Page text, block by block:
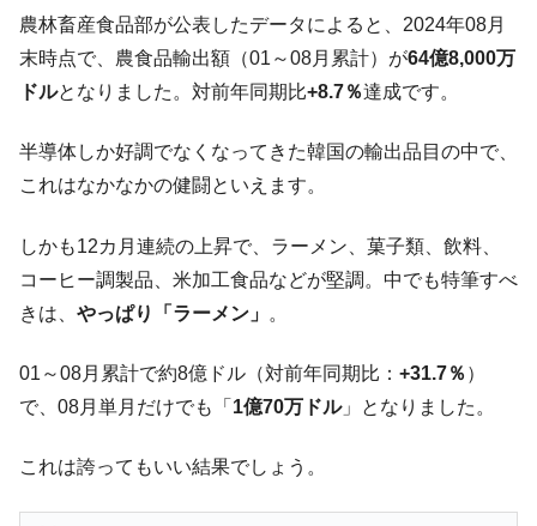
『Money1』
韓国「2026年07月の輸出入」絶好調。半導
体だけで410億ドル、輸出全体の41％もある
や、若者に起業させよう」⇒ どんな雇用対策だソレ。
『Money1』
【韓国の外貨準備】2026年07月は4,279億ド
『Money1』
韓国「ここは北朝鮮なのか。選管がサーバ
ーにウソのデータを入力したのは明白だ」
『Money1』
韓国･李在明さっそく不動産対策で浅薄な発
『Money1』
韓国は「中国と同じく」投資に不適格な国
だ。
す」⇒「金を経由するドル入手」手段ではないのか？
『Money1』
韓国･外為取引量「1日当たり1,214.4億ド
農林畜産食品部が公表したデータによると、2024年08月
末時点で、農食品輸出額（01～08月累計）が64億8,000万
ドルとなりました。対前年同期比+8.7％達成です。
半導体しか好調でなくなってきた韓国の輸出品目の中で、
これはなかなかの健闘といえます。
しかも12カ月連続の上昇で、ラーメン、菓子類、飲料、
コーヒー調製品、米加工食品などが堅調。中でも特筆すべ
きは、 やっぱり「ラーメン」 。
01～08月累計で約8億ドル（対前年同期比： +31.7％ ）
で、08月単月だけでも「 1億70万ドル」となりました。
これは誇ってもいい結果でしょう。